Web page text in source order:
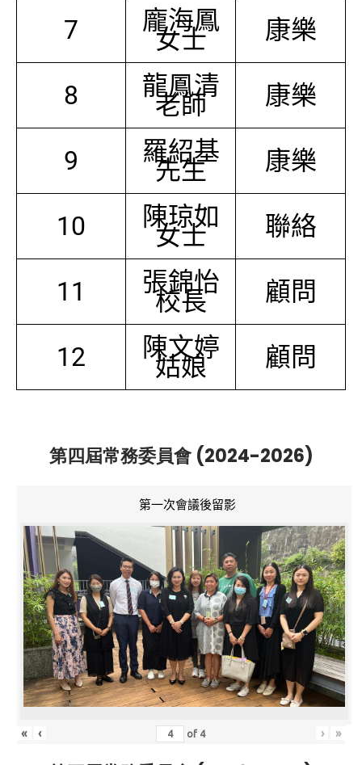
7 龐海鳳
女士 康樂
8 龍鳳清
老師 康樂
9 羅紹基
先生 康樂
10 陳琼如
女士 聯絡
11 張錦怡
校長 顧問
12 陳文婷
姑娘 顧問
第四屆常務委員會 (2024-2026)
第一次會議後留影
« ‹ of 4 › »